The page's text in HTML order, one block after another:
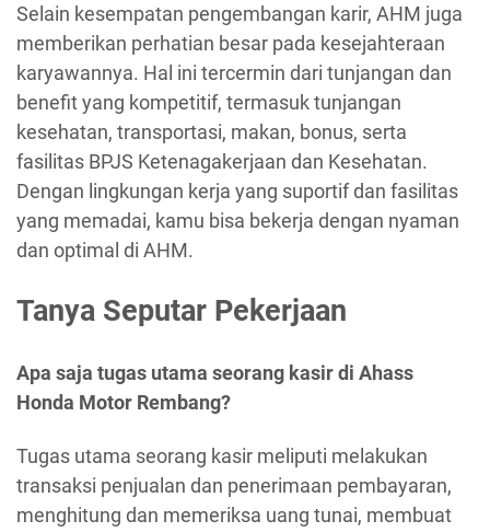
Selain kesempatan pengembangan karir, AHM juga
memberikan perhatian besar pada kesejahteraan
karyawannya. Hal ini tercermin dari tunjangan dan
benefit yang kompetitif, termasuk tunjangan
kesehatan, transportasi, makan, bonus, serta
fasilitas BPJS Ketenagakerjaan dan Kesehatan.
Dengan lingkungan kerja yang suportif dan fasilitas
yang memadai, kamu bisa bekerja dengan nyaman
dan optimal di AHM.
Tanya Seputar Pekerjaan
Apa saja tugas utama seorang kasir di Ahass
Honda Motor Rembang?
Tugas utama seorang kasir meliputi melakukan
transaksi penjualan dan penerimaan pembayaran,
menghitung dan memeriksa uang tunai, membuat